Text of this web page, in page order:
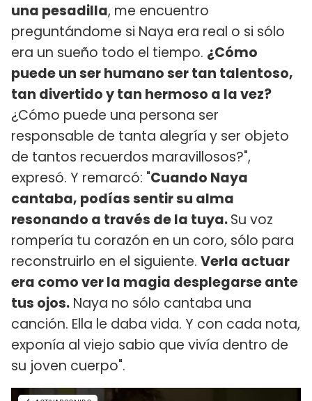
una pesadilla, me encuentro
preguntándome si Naya era real o si sólo
era un sueño todo el tiempo. ¿Cómo
puede un ser humano ser tan talentoso,
tan divertido y tan hermoso a la vez?
¿Cómo puede una persona ser
responsable de tanta alegría y ser objeto
de tantos recuerdos maravillosos?",
expresó. Y remarcó: "Cuando Naya
cantaba, podías sentir su alma
resonando a través de la tuya.Su voz
rompería tu corazón en un coro, sólo para
reconstruirlo en el siguiente. Verla actuar
era como ver la magia desplegarse ante
tus ojos. Naya no sólo cantaba una
canción. Ella le daba vida. Y con cada nota,
exponía al viejo sabio que vivía dentro de
su joven cuerpo".